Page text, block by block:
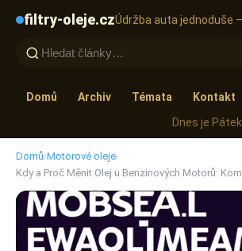
filtry-oleje.czÚdržba auta jednoduše
Domů Archiv Témata
Kontakt
Dnes je
Domů›Motorové oleje›
Kdy a Proč Měnit Olej u Benzinových Motorů: